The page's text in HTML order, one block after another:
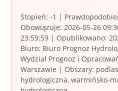
Stopień: -1 |
Obowiązuje: 2026-05-26
23:59:59 | Opublikowano:
Biuro: Biuro Prognoz
Wydział Prognoz i
Warszawie | Obszary:
hydrologiczna, warmińsko-